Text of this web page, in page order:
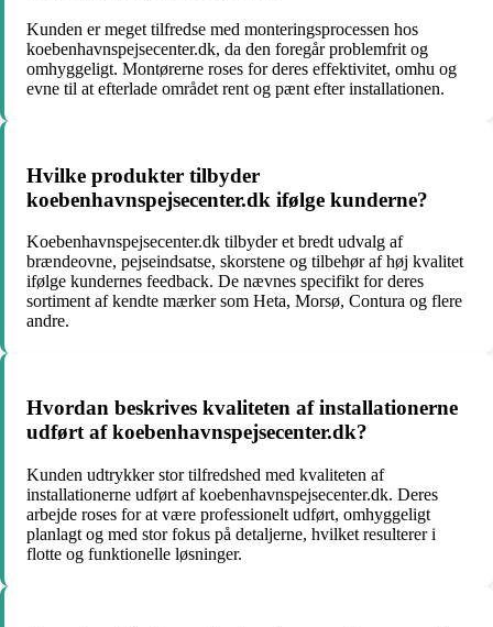
Kunden er meget tilfredse med monteringsprocessen hos
koebenhavnspejsecenter.dk, da den foregår problemfrit og
omhyggeligt. Montørerne roses for deres effektivitet, omhu og
evne til at efterlade området rent og pænt efter installationen.
Hvilke produkter tilbyder
koebenhavnspejsecenter.dk ifølge kunderne?
Koebenhavnspejsecenter.dk tilbyder et bredt udvalg af
brændeovne, pejseindsatse, skorstene og tilbehør af høj kvalitet
ifølge kundernes feedback. De nævnes specifikt for deres
sortiment af kendte mærker som Heta, Morsø, Contura og flere
andre.
Hvordan beskrives kvaliteten af installationerne
udført af koebenhavnspejsecenter.dk?
Kunden udtrykker stor tilfredshed med kvaliteten af
installationerne udført af koebenhavnspejsecenter.dk. Deres
arbejde roses for at være professionelt udført, omhyggeligt
planlagt og med stor fokus på detaljerne, hvilket resulterer i
flotte og funktionelle løsninger.